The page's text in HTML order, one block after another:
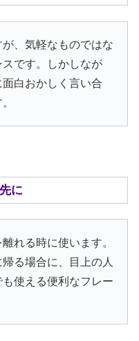
、気軽なものではな
です。しかしなが
白おかしく言い合
に
れる時に使います。
る場合に、目上の人
使える便利なフレー